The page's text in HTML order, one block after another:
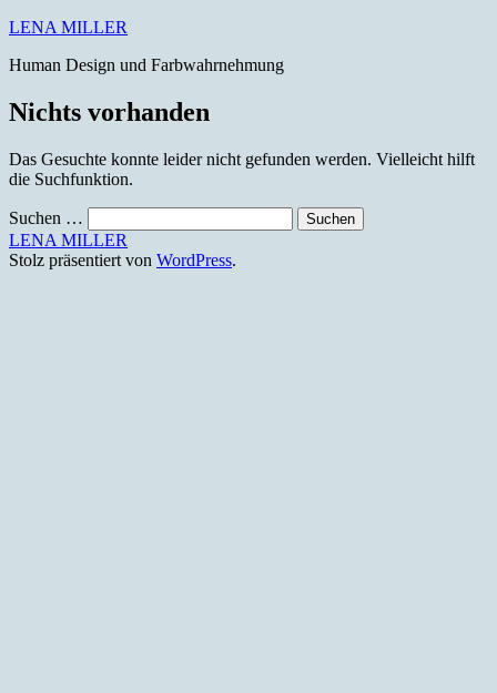
Zum
springen
LENA MILLER
Human Design und Farbwahrnehmung
Nichts vorhanden
Das Gesuchte konnte leider nicht gefunden werden. Vielleicht hilft
die Suchfunktion.
Suchen …
LENA MILLER
Stolz präsentiert von WordPress.